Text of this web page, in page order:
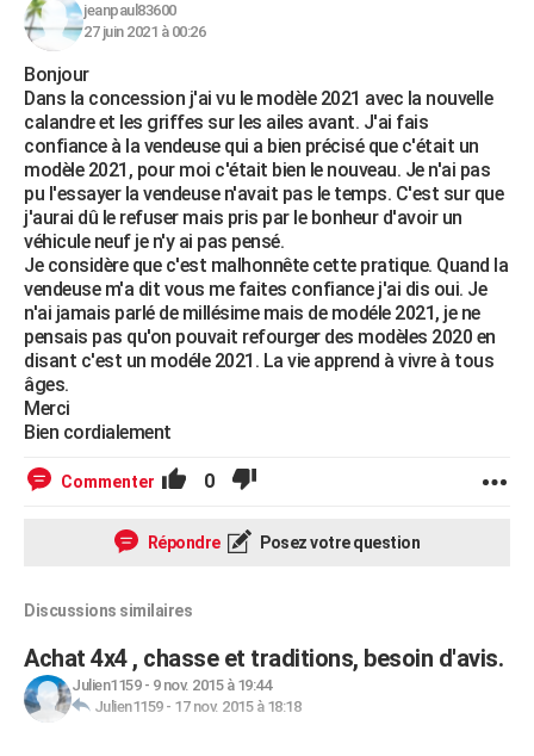
jeanpaul83600
27 juin 2021 à 00:26
Bonjour
Dans la concession j'ai vu le modèle 2021 avec la nouvelle
calandre et les griffes sur les ailes avant. J'ai fais
confiance à la vendeuse qui a bien précisé que c'était un
modèle 2021, pour moi c'était bien le nouveau. Je n'ai pas
pu l'essayer la vendeuse n'avait pas le temps. C'est sur que
j'aurai dû le refuser mais pris par le bonheur d'avoir un
véhicule neuf je n'y ai pas pensé.
Je considère que c'est malhonnête cette pratique. Quand la
vendeuse m'a dit vous me faites confiance j'ai dis oui. Je
n'ai jamais parlé de millésime mais de modéle 2021, je ne
pensais pas qu'on pouvait refourger des modèles 2020 en
disant c'est un modéle 2021. La vie apprend à vivre à tous
âges.
Merci
Bien cordialement
Commenter 0
Répondre Posez votre question
Discussions similaires
Achat 4x4 , chasse et traditions, besoin d'avis.
Julien1159- 9 nov. 2015 à 19:44
Julien1159- 17 nov. 2015 à 18:18